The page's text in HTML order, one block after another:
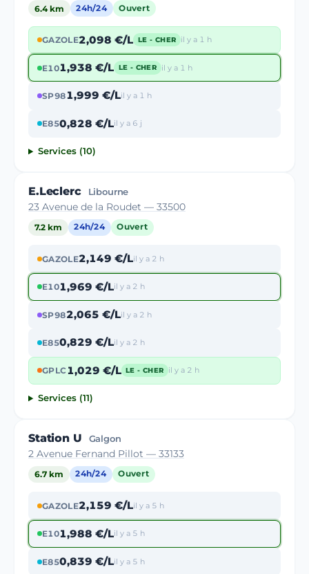
6.4 km 24h/24 Ouvert
GAZOLE2,098 €/L LE - CHER il y a 1 h
E101,938 €/L LE - CHER il y a 1 h
SP981,999 €/Lil y a 1 h
E850,828 €/Lil y a 6 j
Services (10)
E.Leclerc Libourne
23 Avenue de la Roudet — 33500
7.2 km 24h/24 Ouvert
GAZOLE2,149 €/Lil y a 2 h
E101,969 €/Lil y a 2 h
SP982,065 €/Lil y a 2 h
E850,829 €/Lil y a 2 h
GPLC1,029 €/L LE - CHER il y a 2 h
Services (11)
Station U Galgon
2 Avenue Fernand Pillot — 33133
6.7 km 24h/24 Ouvert
GAZOLE2,159 €/Lil y a 5 h
E101,988 €/Lil y a 5 h
E850,839 €/Lil y a 5 h